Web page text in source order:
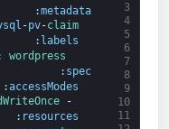
3
4
5
6
7
8
9
10
11
metadata
:
-pv-claim
labels
:
wordpress
spec
:
accessModes
:
-
resources
: